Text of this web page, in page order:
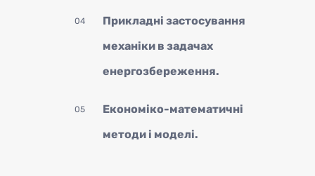
04
Прикладні застосування
механіки в задачах
енергозбереження.
05
Економіко-математичні
методи і моделі.